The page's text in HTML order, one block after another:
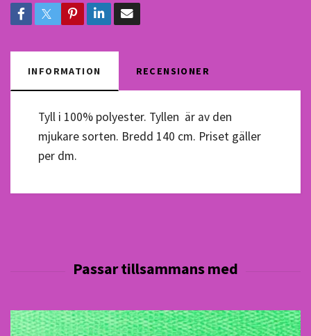
INFORMATION RECENSIONER
Tyll i 100% polyester. Tyllen är av den
mjukare sorten. Bredd 140 cm. Priset gäller
per dm.